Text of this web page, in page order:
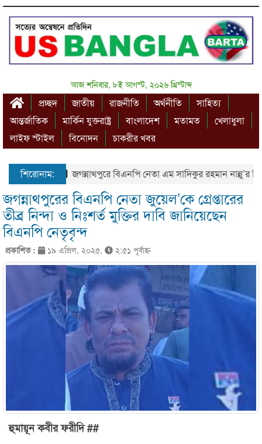
আজ শনিবার, ৮ই আগস্ট, ২০২৬ খ্রিস্টাব্দ
প্রচ্ছদ জাতীয় রাজনীতি অর্থনীতি
সাহিত্য
আন্তর্জাতিক
মার্কিন যুক্তরাষ্ট্র বাংলাদেশ মতামত
খেলাধুলা
লাইফ স্টাইল
বিনোদন চাকরীর খবর
শিরোনাম: জগন্নাথপুরে বিএনপি নেতা এম সাদিকুর রহমান নান্নু’র
জগন্নাথপুরের বিএনপি নেতা জুয়েল’কে গ্রেপ্তারের
তীব্র নিন্দা ও নিঃশর্ত মুক্তির দাবি জানিয়েছেন
বিএনপি নেতৃবৃন্দ
প্রকাশিত : ১৯ এপ্রিল, ২০২৫, ২:৫১ পূর্বাহ্ণ
হুমায়ূন কবীর ফরীদি ##